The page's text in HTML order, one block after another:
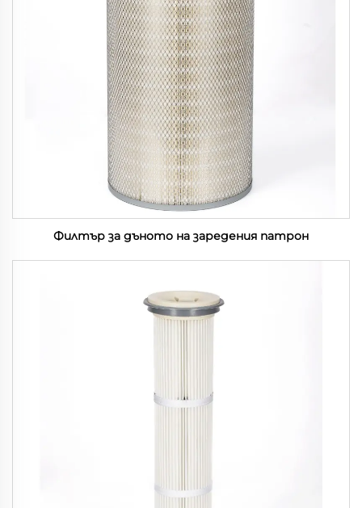
Филтър за дъното на заредения патрон